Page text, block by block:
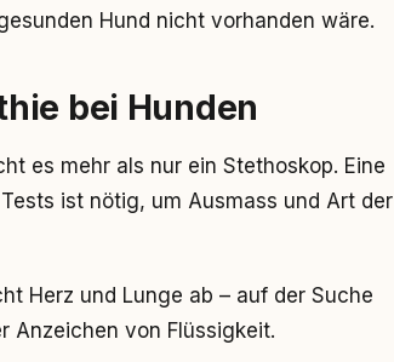
Hund nicht vorhanden wäre.
bei Hunden
es mehr als nur ein Stethoskop. Eine
ist nötig, um Ausmass und Art der
Herz und Lunge ab – auf der Suche
Anzeichen von Flüssigkeit.